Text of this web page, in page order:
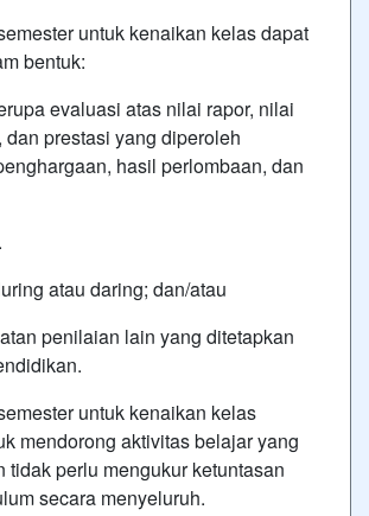
untuk kenaikan kelas dapat
bentuk:
evaluasi atas nilai rapor, nilai
prestasi yang diperoleh
hasil perlombaan, dan
atau daring; dan/atau
penilaian lain yang ditetapkan
untuk kenaikan kelas
mendorong aktivitas belajar yang
tidak perlu mengukur ketuntasan
secara menyeluruh.